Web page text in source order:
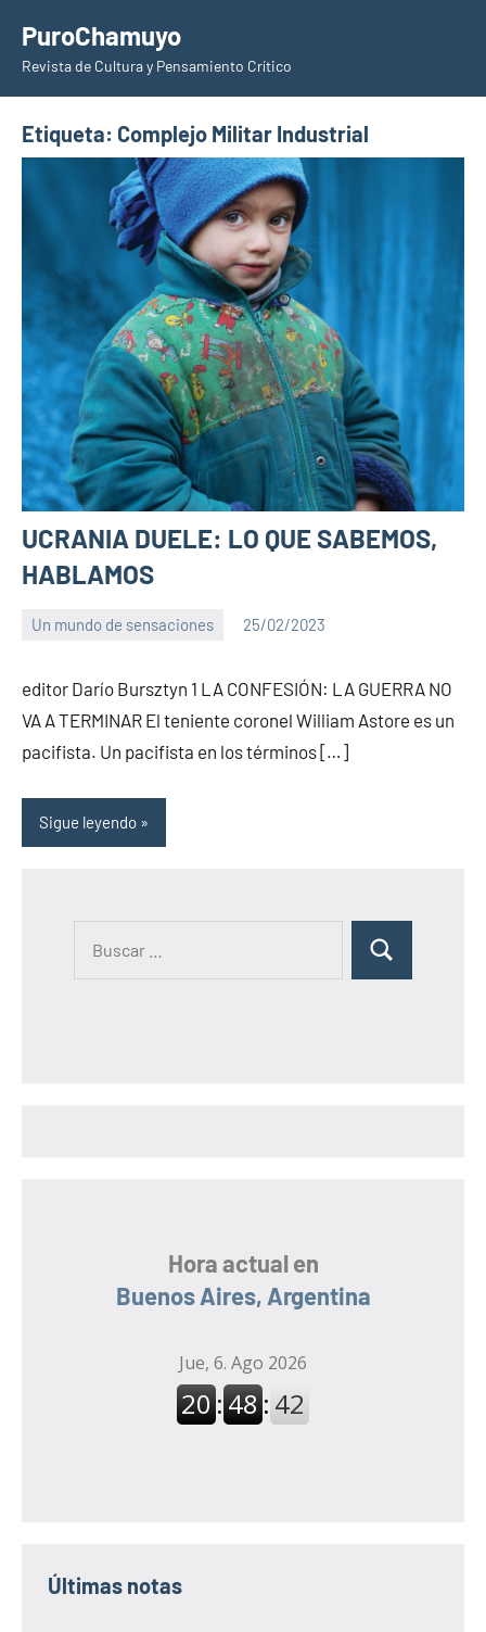
contenido
PuroChamuyo
Revista de Cultura y Pensamiento Crítico
Etiqueta: Complejo Militar Industrial
UCRANIA DUELE: LO QUE SABEMOS,
HABLAMOS
Un mundo de sensaciones 25/02/2023
comentarios
editor Darío Bursztyn 1 LA CONFESIÓN: LA GUERRA NO
VA A TERMINAR El teniente coronel William Astore es un
pacifista. Un pacifista en los términos […]
Sigue leyendo
B
Hora actual en
Buenos Aires, Argentina
Últimas notas